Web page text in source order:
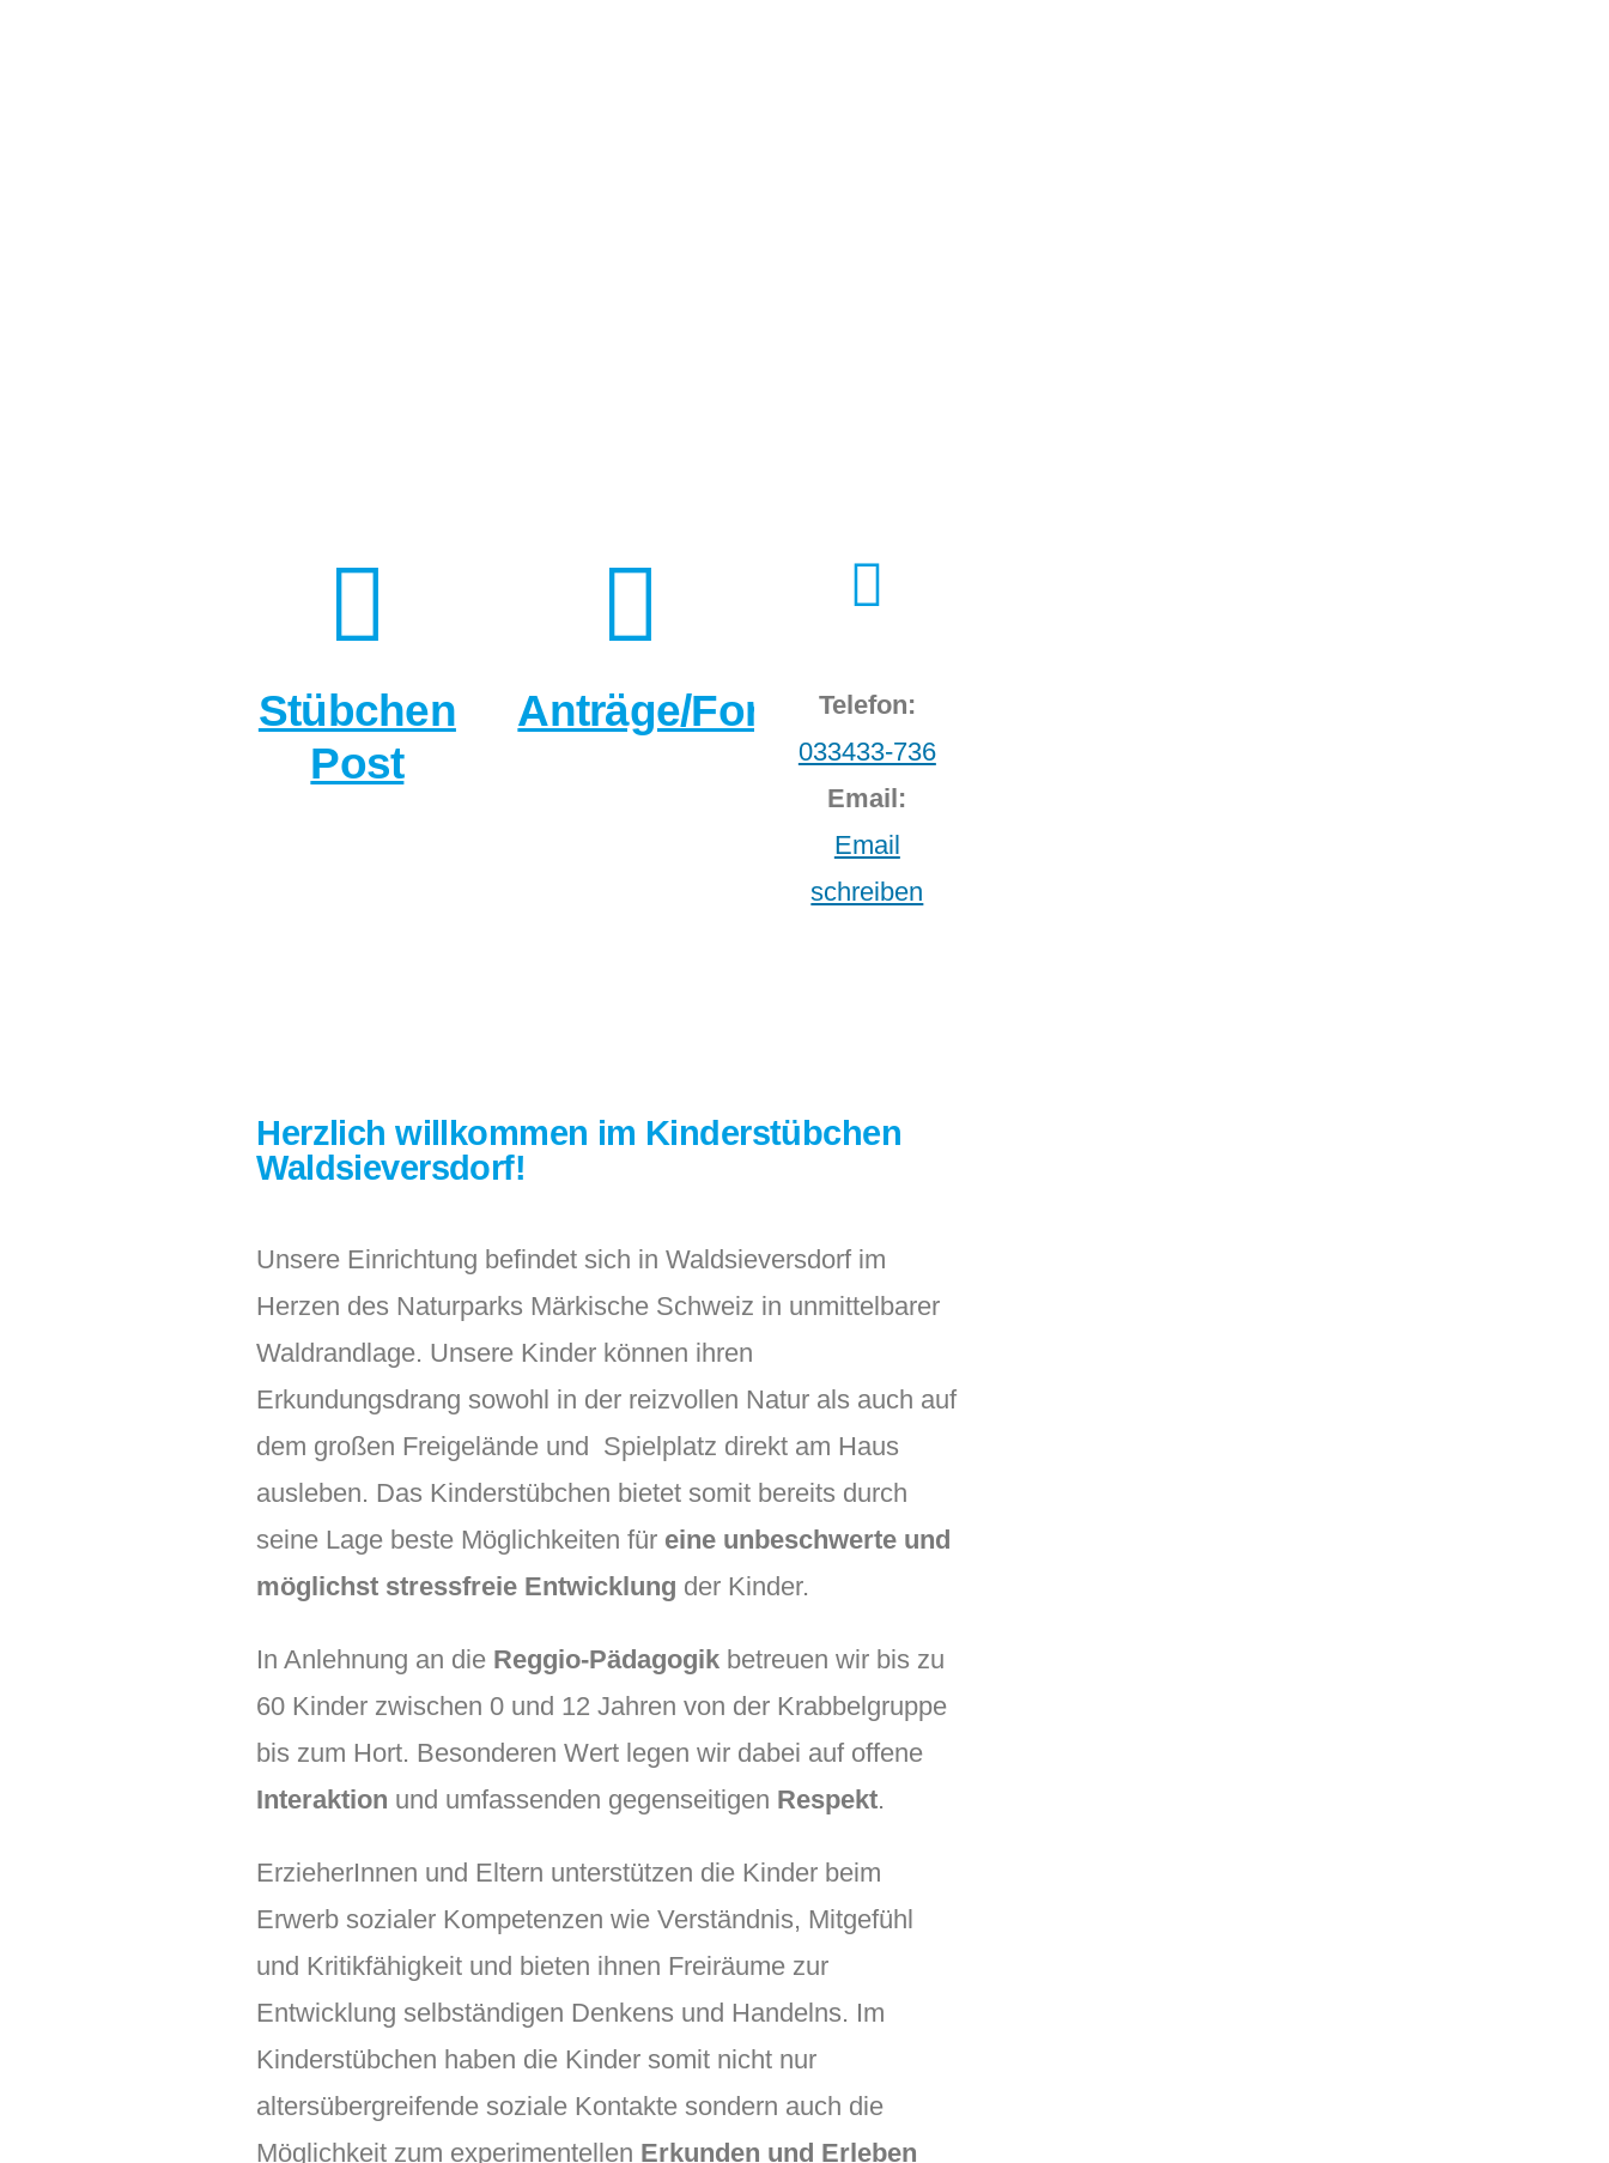
Stübchen
Post
Anträge/Formulare
Telefon:
033433-736
Email:
Email
schreiben
Herzlich willkommen im Kinderstübchen
Waldsieversdorf!
Unsere Einrichtung befindet sich in Waldsieversdorf im
Herzen des Naturparks Märkische Schweiz in unmittelbarer
Waldrandlage. Unsere Kinder können ihren
Erkundungsdrang sowohl in der reizvollen Natur als auch auf
dem großen Freigelände und Spielplatz direkt am Haus
ausleben. Das Kinderstübchen bietet somit bereits durch
seine Lage beste Möglichkeiten für eine unbeschwerte und
möglichst stressfreie Entwicklung der Kinder.
In Anlehnung an die Reggio-Pädagogik betreuen wir bis zu
60 Kinder zwischen 0 und 12 Jahren von der Krabbelgruppe
bis zum Hort. Besonderen Wert legen wir dabei auf offene
Interaktion und umfassenden gegenseitigen Respekt.
ErzieherInnen und Eltern unterstützen die Kinder beim
Erwerb sozialer Kompetenzen wie Verständnis, Mitgefühl
und Kritikfähigkeit und bieten ihnen Freiräume zur
Entwicklung selbständigen Denkens und Handelns. Im
Kinderstübchen haben die Kinder somit nicht nur
altersübergreifende soziale Kontakte sondern auch die
Möglichkeit zum experimentellen Erkunden und Erleben